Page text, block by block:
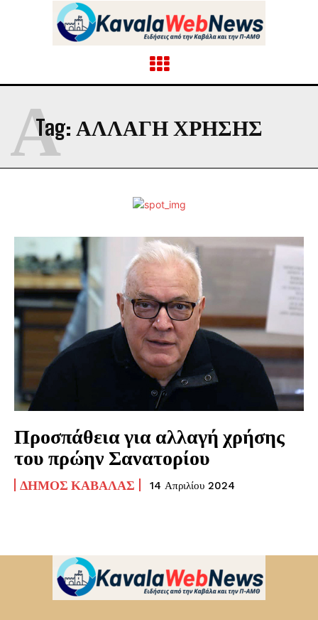
Tag: ΑΛΛΑΓΗ ΧΡΗΣΗΣ
Α
Προσπάθεια για αλλαγή χρήσης
του πρώην Σανατορίου
ΔΉΜΟΣ ΚΑΒΆΛΑΣ 14 Απριλίου 2024